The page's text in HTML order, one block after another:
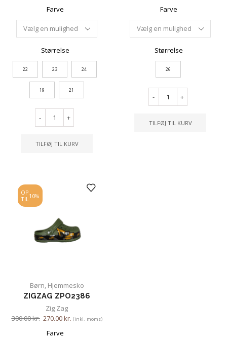
Farve
Størrelse
22 23 24
19 21
- +
TILFØJ TIL KURV
Farve
Størrelse
26
- +
TILFØJ TIL KURV
OP
TIL10%
Børn, Hjemmesko
ZIGZAG ZPO2386
Zig Zag
300.00kr. 270.00kr. (inkl. moms)
Farve